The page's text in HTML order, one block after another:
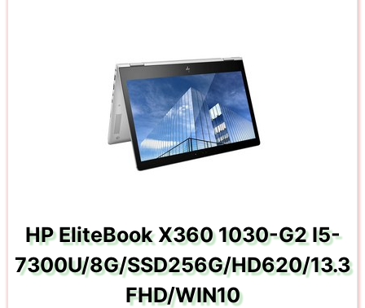
HP EliteBook X360 1030-G2 I5-
7300U/8G/SSD256G/HD620/13.3
FHD/WIN10